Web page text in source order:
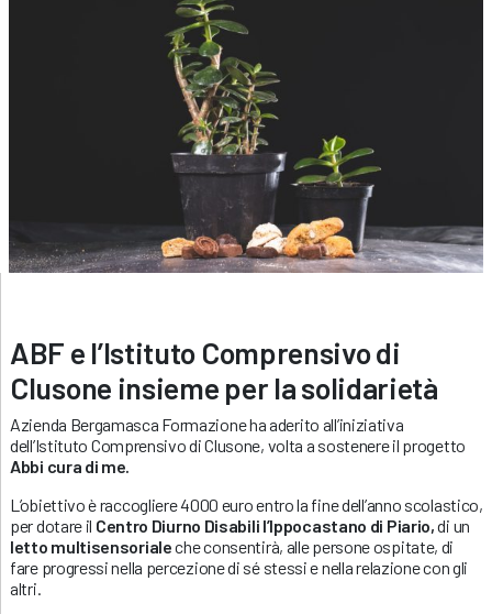
ABF e l’Istituto Comprensivo di
Clusone insieme per la solidarietà
Azienda Bergamasca Formazione ha aderito all’iniziativa
dell’Istituto Comprensivo di Clusone, volta a sostenere il progetto
Abbi cura di me.
L’obiettivo è raccogliere 4000 euro entro la fine dell’anno scolastico,
per dotare il Centro Diurno Disabili l’Ippocastano di Piario,di un
letto multisensorialeche consentirà, alle persone ospitate, di
fare progressi nella percezione di sé stessi e nella relazione con gli
altri.